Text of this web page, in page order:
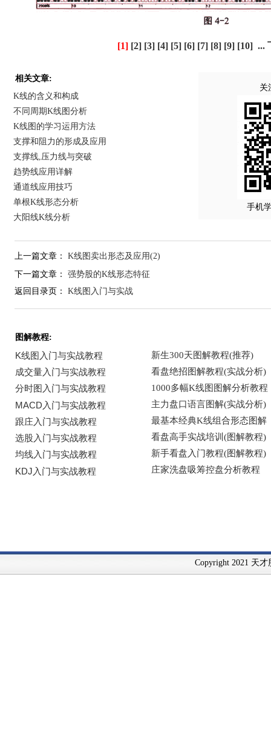
[1] [2] [3] [4] [5] [6] [7] [8] [9] [10]...
相关文章:
K线的含义和构成
不同周期K线图分析
K线图的学习运用方法
支撑和阻力的形成及应用
支撑线,压力线与突破
趋势线应用详解
通道线应用技巧
单根K线形态分析
大阳线K线分析
关
手机
上一篇文章： K线图卖出形态及应用(2)
下一篇文章： 强势股的K线形态特征
返回目录页： K线图入门与实战
图解教程:
Copyright 2021 天